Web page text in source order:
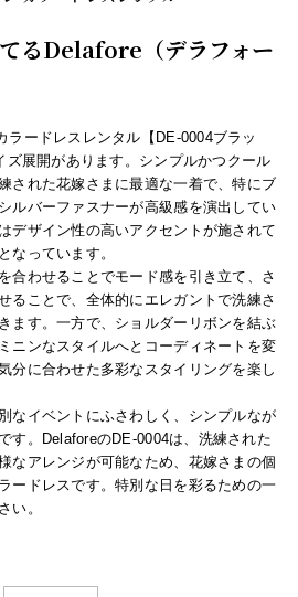
るDelafore（デラフォー
ラードレスレンタル【DE-0004ブラッ
ズ展開があります。シンプルかつクール
された花嫁さまに最適な一着で、特にブ
ルバーファスナーが高級感を演出してい
デザイン性の高いアクセントが施されて
なっています。
合わせることでモード感を引き立て、さ
ることで、全体的にエレガントで洗練さ
ます。一方で、ショルダーリボンを結ぶ
ニンなスタイルへとコーディネートを変
分に合わせた多彩なスタイリングを楽し
なイベントにふさわしく、シンプルなが
す。DelaforeのDE-0004は、洗練された
なアレンジが可能なため、花嫁さまの個
ードレスです。特別な日を彩るための一
い。